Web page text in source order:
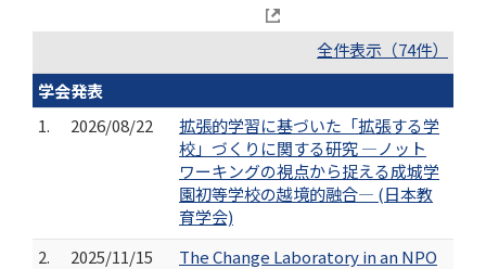
全件表示（74件）
学会発表
1.
2026/08/22
拡張的学習に基づいた「拡張する学
校」づくりに関する研究 ―ノット
ワーキングの視点から捉える成城学
園初等学校の越境的融合― (日本教
育学会)
2.
2025/11/15
The Change Laboratory in an NPO